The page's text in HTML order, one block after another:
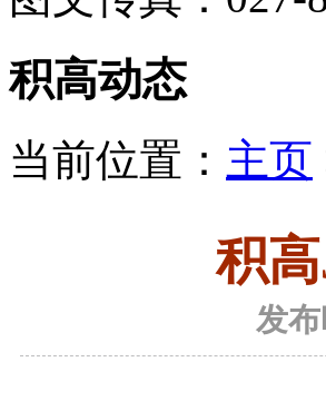
积高动态
当前位置： 主页
积
发布